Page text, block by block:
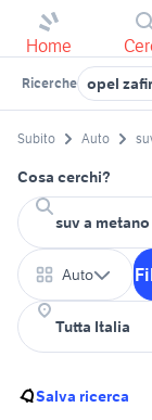
Home
Ricerche opel
Subito Auto
Cosa cerchi?
Auto
Salva ricerca